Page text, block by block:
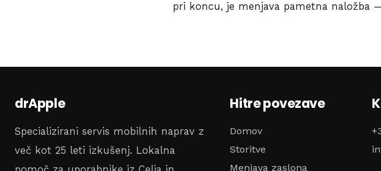
pri koncu, je menjava pametna naložba
drApple
Specializirani servis mobilnih naprav z
več kot 25 leti izkušenj. Lokalna
Hitre povezave
Domov
Storitve
Menjava zaslona